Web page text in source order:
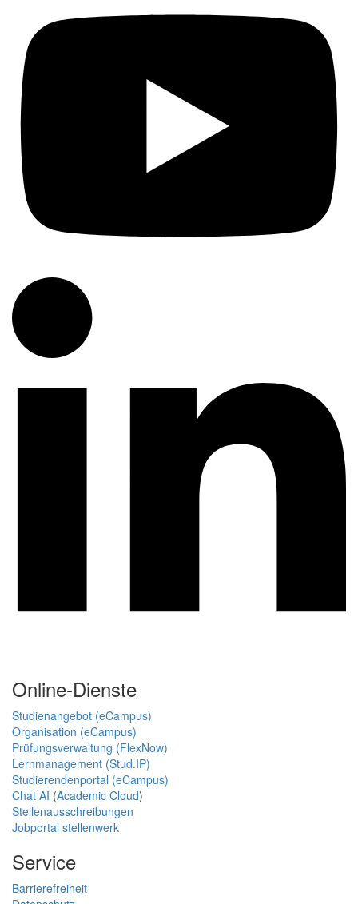
Online-Dienste
Studienangebot (eCampus)
Organisation (eCampus)
Prüfungsverwaltung (FlexNow)
Lernmanagement (Stud.IP)
Studierendenportal (eCampus)
Chat AI (Academic Cloud)
Stellenausschreibungen
Jobportal stellenwerk
Service
Barrierefreiheit